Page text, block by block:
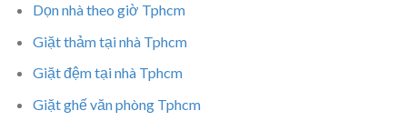
Dọn nhà theo giờ Tphcm
Giặt thảm tại nhà Tphcm
Giặt đệm tại nhà Tphcm
Giặt ghế văn phòng Tphcm